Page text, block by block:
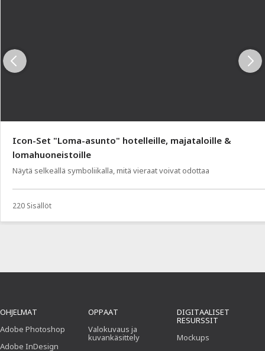
Icon-Set "Loma-asunto" hotelleille, majataloille &
lomahuoneistoille
Näytä selkeällä symboliikalla, mitä vieraat voivat odottaa
220 Sisällöt
OHJELMAT
Adobe Photoshop
Adobe InDesign
OPPAAT
Valokuvaus ja
kuvankäsittely
DIGITAALISET
RESURSSIT
Mockups